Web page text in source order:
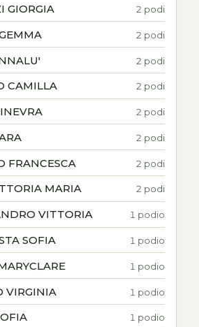
GIORGIA 2 podi
2 podi
2 podi
CAMILLA 2 podi
2 podi
2 podi
FRANCESCA 2 podi
MARIA 2 podi
VITTORIA 1 podio
SOFIA 1 podio
1 podio
VIRGINIA 1 podio
1 podio